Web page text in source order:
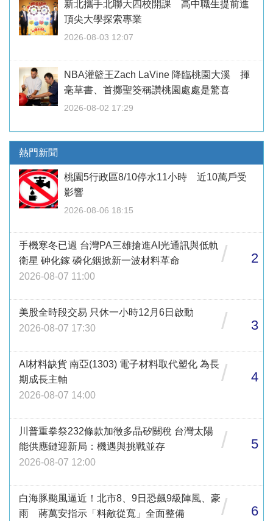
新北攜手北聯大四校開課 高中職生提前進
頂尖大學探索專業
2026-08-03 12:07
NBA灌籃王Zach LaVine 降臨桃園大溪 揮
毫草書、首擲聖筊稱讚桃園處處是驚喜
2026-08-02 17:29
熱門新聞
桃園5行政區8/10停水11小時 近10萬戶受
影響
2026-08-06 18:15
手機寒冬已過 台灣PA三雄搶進AI光通訊與低軌
衛星 砷化鎵 磷化銦掀新一波材料革命
2026-08-07 11:00
/ 2
美股全時段交易 只休一小時12月6日啟動
2026-08-07 17:30
/ 3
AI材料缺貨 南亞(1303) 電子材料取代塑化 為長
期成長主軸
2026-08-07 14:00
/ 4
川普重拳祭232條款加徵多晶矽關稅 台灣太陽
能供應鏈迎新局：機遇與挑戰並存
2026-08-07 12:00
/ 5
白海豚颱風逼近！北市8、9日恐飆9級陣風、豪
雨 蔣萬安指示「料敵從寬」全面整備
/ 6